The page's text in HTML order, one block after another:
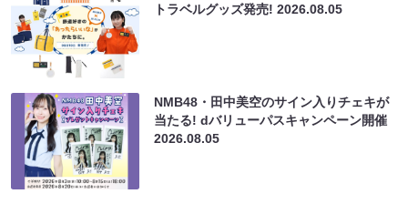
トラベルグッズ発売!2026.08.05
NMB48・田中美空のサイン入りチェキが
当たる! dバリューパスキャンペーン開催
2026.08.05